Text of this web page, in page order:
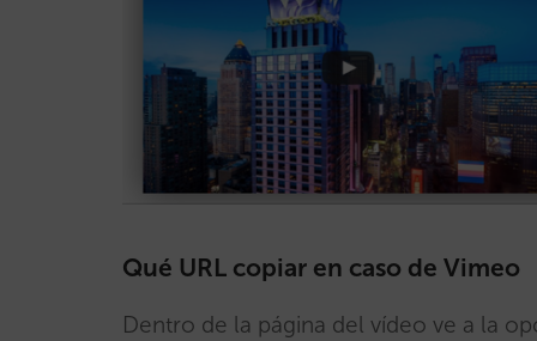
Qué URL copiar en caso de Vimeo
Dentro de la página del vídeo ve a la